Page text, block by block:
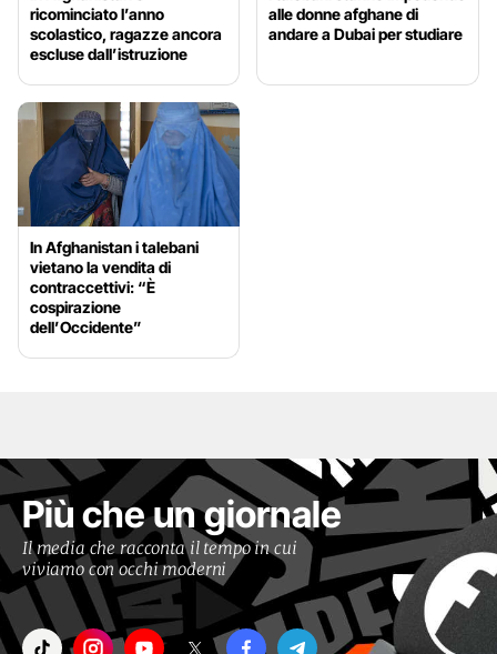
ricominciato l’anno
scolastico, ragazze ancora
escluse dall’istruzione
alle donne afghane di
andare a Dubai per studiare
In Afghanistan i talebani
vietano la vendita di
contraccettivi: “È
cospirazione
dell’Occidente”
Più che un giornale
Il media che racconta il tempo in cui
viviamo con occhi moderni